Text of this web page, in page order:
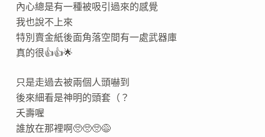
內心總是有一種被吸引過來的感覺
我也說不上來
特別賣金紙後面角落空間有一處武器庫
真的很👍👍🌟
只是走過去被兩個人頭嚇到
後來細看是神明的頭套（？
夭壽喔
誰放在那裡啊🥺🥺🥺😅